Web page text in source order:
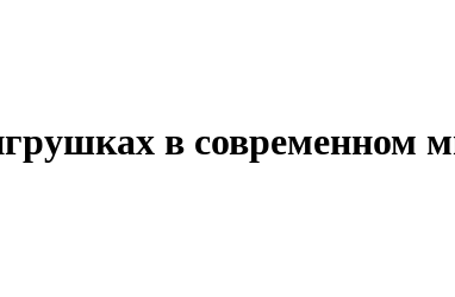
в современном